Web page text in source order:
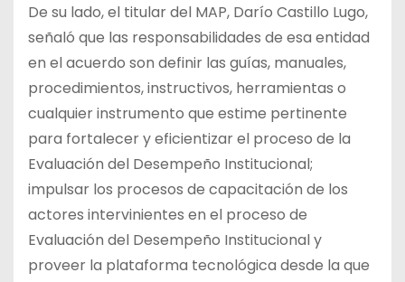
De su lado, el titular del MAP, Darío Castillo Lugo,
señaló que las responsabilidades de esa entidad
en el acuerdo son definir las guías, manuales,
procedimientos, instructivos, herramientas o
cualquier instrumento que estime pertinente
para fortalecer y eficientizar el proceso de la
Evaluación del Desempeño Institucional;
impulsar los procesos de capacitación de los
actores intervinientes en el proceso de
Evaluación del Desempeño Institucional y
proveer la plataforma tecnológica desde la que